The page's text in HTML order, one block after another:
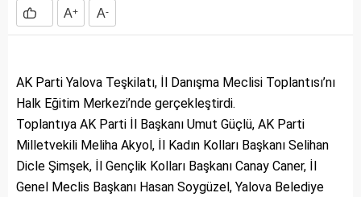
A+ A-
AK Parti Yalova Teşkilatı, İl Danışma Meclisi Toplantısı’nı
Halk Eğitim Merkezi’nde gerçekleştirdi.
Toplantıya AK Parti İl Başkanı Umut Güçlü, AK Parti
Milletvekili Meliha Akyol, İl Kadın Kolları Başkanı Selihan
Dicle Şimşek, İl Gençlik Kolları Başkanı Canay Caner, İl
Genel Meclis Başkanı Hasan Soygüzel, Yalova Belediye